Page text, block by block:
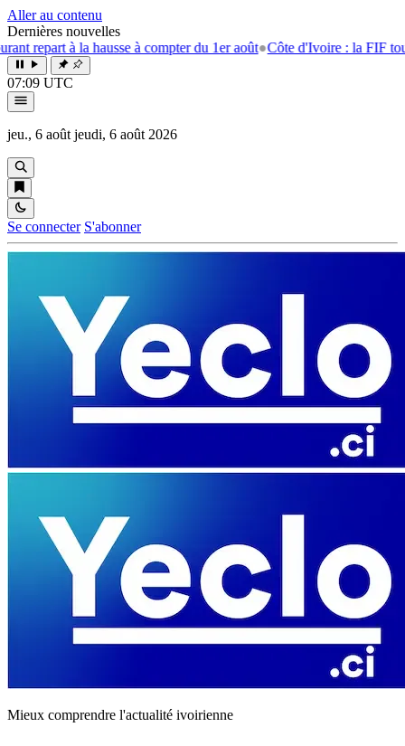
Aller au contenu
Dernières nouvelles
la hausse à compter du 1er août●Côte d'Ivoire : la FIF tourne la
07:09 UTC
jeu., 6 août jeudi, 6 août 2026
Se connecter S'abonner
Mieux comprendre l'actualité ivoirienne